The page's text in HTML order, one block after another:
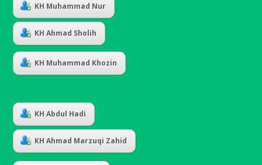
KH Muhammad Nur
KH Ahmad Sholih
KH Muhammad Khozin
KH Abdul Hadi
KH Ahmad Marzuqi Zahid